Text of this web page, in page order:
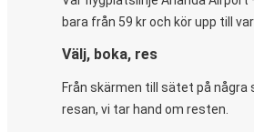
bara från 59 kr och kör upp till
Välj, boka, res
Från skärmen till sätet på några
resan, vi tar hand om resten.